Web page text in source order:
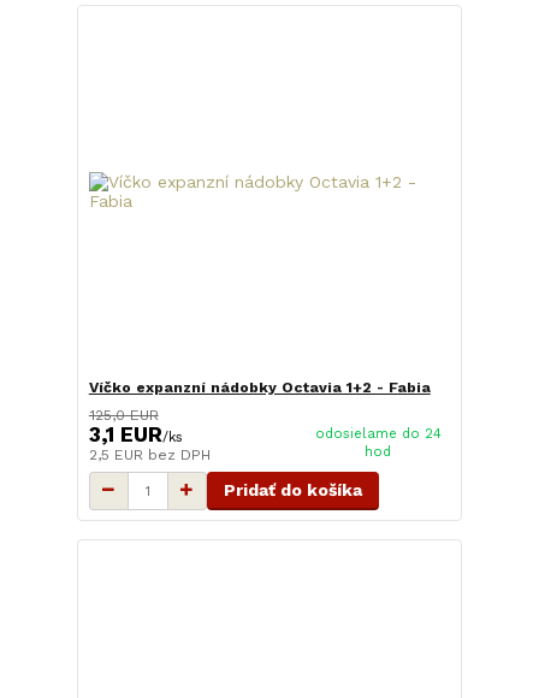
Víčko expanzní nádobky Octavia 1+2 - Fabia
125,0 EUR
3,1 EUR/ks
2,5 EUR bez DPH
odosielame do 24
hod
Pridať do košíka